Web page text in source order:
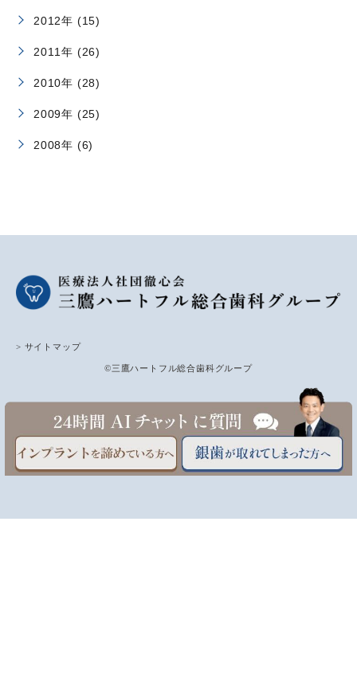
2012年 (15)
2011年 (26)
2010年 (28)
2009年 (25)
2008年 (6)
> サイトマップ
©三鷹ハートフル総合歯科グループ